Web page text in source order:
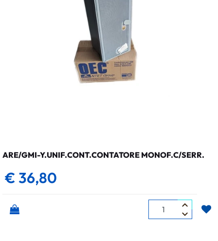
ARE/GMI-Y.UNIF.CONT.CONTATORE MONOF.C/SERR.
€ 36,80
Quantità